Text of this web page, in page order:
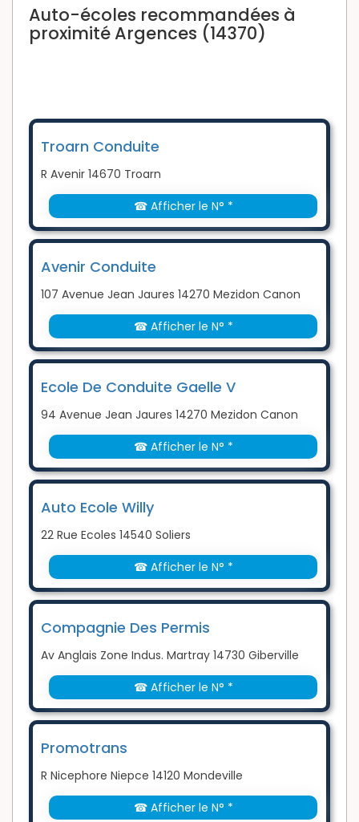
Auto-écoles recommandées à
proximité Argences (14370)
Troarn Conduite
R Avenir 14670 Troarn
☎ Afficher le N° *
Avenir Conduite
107 Avenue Jean Jaures 14270 Mezidon Canon
☎ Afficher le N° *
Ecole De Conduite Gaelle V
94 Avenue Jean Jaures 14270 Mezidon Canon
☎ Afficher le N° *
Auto Ecole Willy
22 Rue Ecoles 14540 Soliers
☎ Afficher le N° *
Compagnie Des Permis
Av Anglais Zone Indus. Martray 14730 Giberville
☎ Afficher le N° *
Promotrans
R Nicephore Niepce 14120 Mondeville
☎ Afficher le N° *